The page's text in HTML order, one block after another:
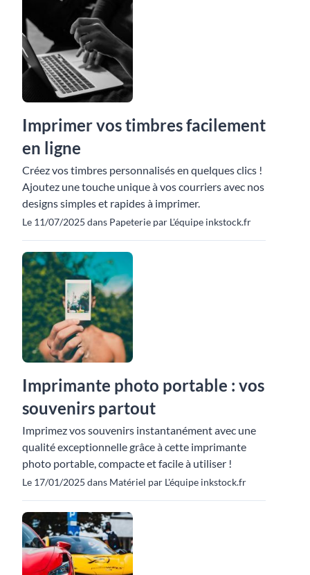
Imprimer vos timbres facilement
en ligne
Créez vos timbres personnalisés en quelques clics !
Ajoutez une touche unique à vos courriers avec nos
designs simples et rapides à imprimer.
Le 11/07/2025 dans Papeterie par L'équipe inkstock.fr
Imprimante photo portable : vos
souvenirs partout
Imprimez vos souvenirs instantanément avec une
qualité exceptionnelle grâce à cette imprimante
photo portable, compacte et facile à utiliser !
Le 17/01/2025 dans Matériel par L'équipe inkstock.fr